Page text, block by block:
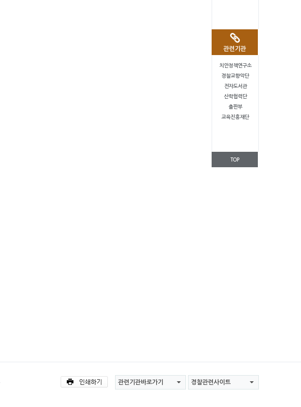
관련기관
치안정책연구소
경찰교향악단
전자도서관
산학협력단
출판부
교육진흥재단
TOP
관련기관바로가기 경찰관련사이트